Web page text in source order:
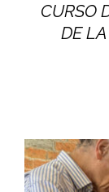
CURSO
DE